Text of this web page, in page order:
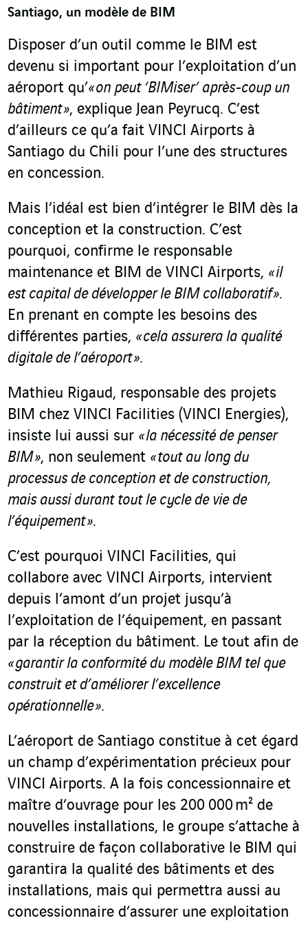
Santiago, un modèle de BIM
Disposer d’un outil comme le BIM est
devenu si important pour l’exploitation d’un
aéroport qu’« on peut ‘BIMiser’ après-coup un
bâtiment », explique Jean Peyrucq. C’est
d’ailleurs ce qu’a fait VINCI Airports à
Santiago du Chili pour l’une des structures
en concession.
Mais l’idéal est bien d’intégrer le BIM dès la
conception et la construction. C’est
pourquoi, confirme le responsable
maintenance et BIM de VINCI Airports, « il
est capital de développer le BIM collaboratif ».
En prenant en compte les besoins des
différentes parties, « cela assurera la qualité
digitale de l’aéroport ».
Mathieu Rigaud, responsable des projets
BIM chez VINCI Facilities (VINCI Energies),
insiste lui aussi sur « la nécessité de penser
BIM », non seulement « tout au long du
processus de conception et de construction,
mais aussi durant tout le cycle de vie de
l’équipement ».
C’est pourquoi VINCI Facilities, qui
collabore avec VINCI Airports, intervient
depuis l’amont d’un projet jusqu’à
l’exploitation de l’équipement, en passant
par la réception du bâtiment. Le tout afin de
« garantir la conformité du modèle BIM tel que
construit et d’améliorer l’excellence
opérationnelle ».
L’aéroport de Santiago constitue à cet égard
un champ d’expérimentation précieux pour
VINCI Airports. A la fois concessionnaire et
maître d’ouvrage pour les 200 000 m² de
nouvelles installations, le groupe s’attache à
construire de façon collaborative le BIM qui
garantira la qualité des bâtiments et des
installations, mais qui permettra aussi au
concessionnaire d’assurer une exploitation